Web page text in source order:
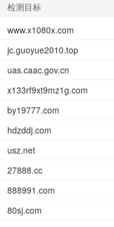
检测目标
www.x1080x.com
jc.guoyue2010.top
uas.caac.gov.cn
x133rf9xt9mz1g.com
by19777.com
hdzddj.com
usz.net
27888.cc
888991.com
80sj.com